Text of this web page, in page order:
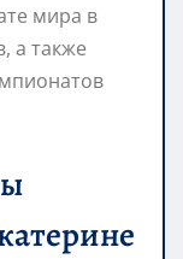
мира в
а также